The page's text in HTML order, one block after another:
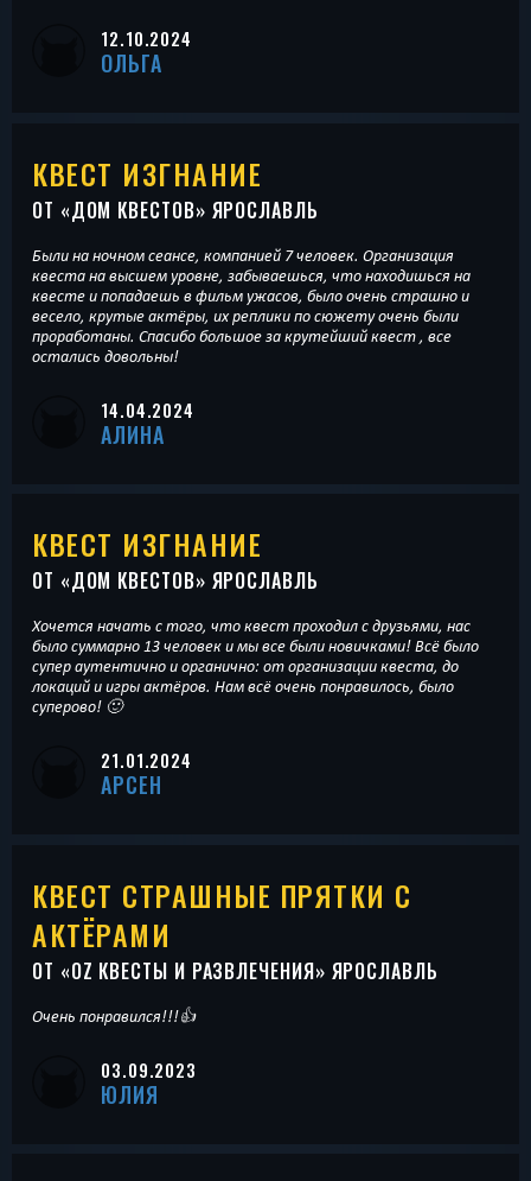
12.10.2024
ОЛЬГА
КВЕСТ ИЗГНАНИЕ
ОТ «ДОМ КВЕСТОВ» ЯРОСЛАВЛЬ
Были на ночном сеансе, компанией 7 человек. Организация
квеста на высшем уровне, забываешься, что находишься на
квесте и попадаешь в фильм ужасов, было очень страшно и
весело, крутые актёры, их реплики по сюжету очень были
проработаны. Спасибо большое за крутейший квест , все
остались довольны!
14.04.2024
АЛИНА
КВЕСТ ИЗГНАНИЕ
ОТ «ДОМ КВЕСТОВ» ЯРОСЛАВЛЬ
Хочется начать с того, что квест проходил с друзьями, нас
было суммарно 13 человек и мы все были новичками! Всё было
супер аутентично и органично: от организации квеста, до
локаций и игры актёров. Нам всё очень понравилось, было
суперово! 🙂
21.01.2024
АРСЕН
КВЕСТ СТРАШНЫЕ ПРЯТКИ С
АКТЁРАМИ
ОТ «OZ КВЕСТЫ И РАЗВЛЕЧЕНИЯ» ЯРОСЛАВЛЬ
Очень понравился!!!👍
03.09.2023
ЮЛИЯ